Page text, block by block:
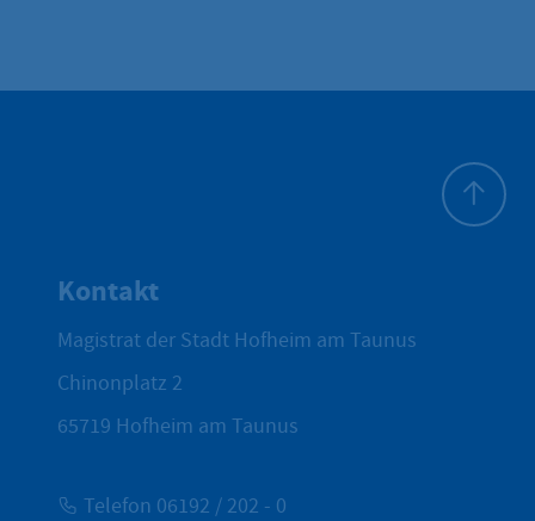
Kontakt
Magistrat der Stadt Hofheim am Taunus
Chinonplatz 2
65719 Hofheim am Taunus
Telefon 06192 / 202 - 0